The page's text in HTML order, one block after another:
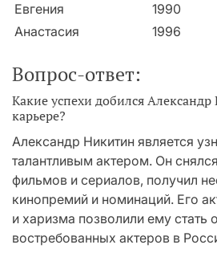
Евгения
1990
Анастасия
1996
Вопрос-ответ:
Какие успехи добился
карьере?
Александр Никитин является
талантливым актером. Он
фильмов и сериалов, получил
кинопремий и номинаций. Его
и харизма позволили ему стать
востребованных актеров в